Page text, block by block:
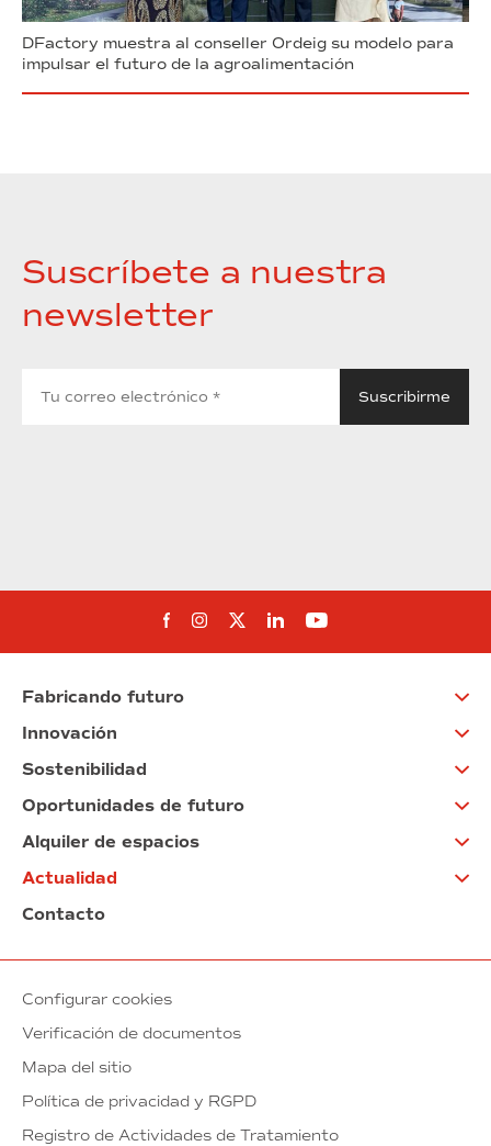
DFactory muestra al conseller Ordeig su modelo para
impulsar el futuro de la agroalimentación
Suscríbete a nuestra
newsletter
Síguenos en Facebook
Síguenos en Instagram
Síguenos en Twitter
Síguenos en Linkedin
Síguenos en
Fabricando futuro
Innovación
Sostenibilidad
Oportunidades de futuro
Alquiler de espacios
Actualidad
Contacto
Configurar cookies
Verificación de documentos
Mapa del sitio
Política de privacidad y RGPD
Registro de Actividades de Tratamiento